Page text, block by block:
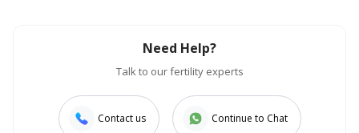
Need Help?
Talk to our fertility experts
Contact us Continue to Chat